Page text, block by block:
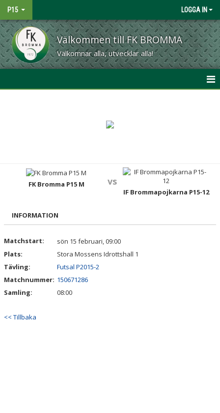
P15 LOGGA IN
Välkommen till FK BROMMA
Välkomnar alla, utvecklar alla!
TRUPPEN
DOKUMENT
FK Bromma P15 M vs
IF Brommapojkarna P15-12
INFORMATION
Matchstart:
sön 15 februari, 09:00
Plats:
Stora Mossens Idrottshall 1
Tävling:
Futsal P2015-2
Matchnummer: 150671286
Samling:
08:00
<< Tillbaka